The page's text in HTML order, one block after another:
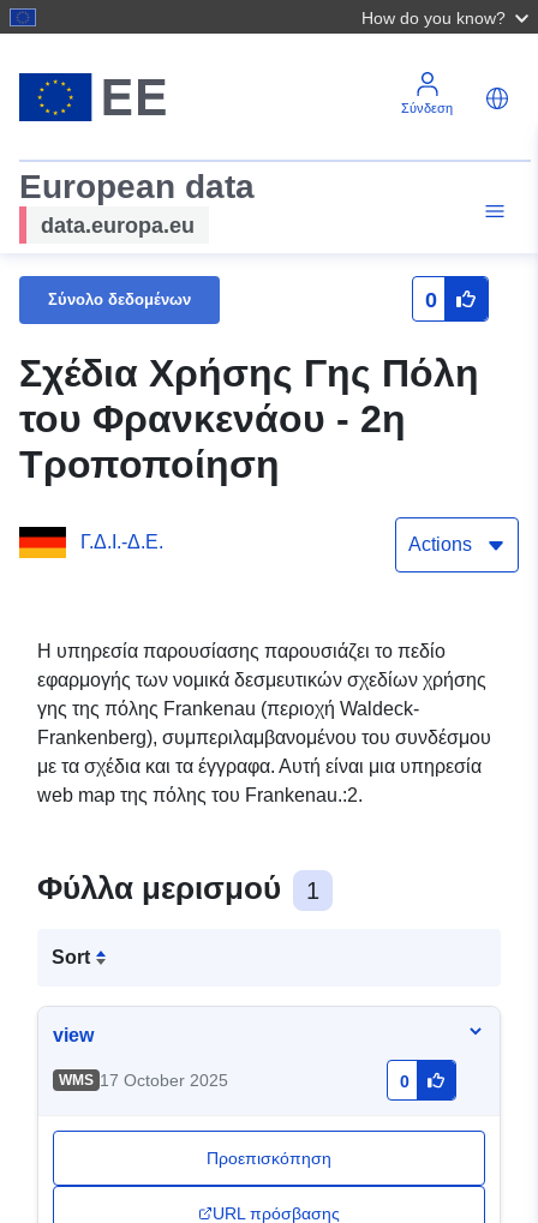
How do you know?
Σύνδεση
European data
data.europa.eu
Σύνολο δεδομένων 0
Σχέδια Χρήσης Γης Πόλη
του Φρανκενάου - 2η
Τροποποίηση
Γ.Δ.Ι.-Δ.Ε. Actions
Η υπηρεσία παρουσίασης παρουσιάζει το πεδίο
εφαρμογής των νομικά δεσμευτικών σχεδίων χρήσης
γης της πόλης Frankenau (περιοχή Waldeck-
Frankenberg), συμπεριλαμβανομένου του συνδέσμου
με τα σχέδια και τα έγγραφα. Αυτή είναι μια υπηρεσία
web map της πόλης του Frankenau.:2.
Φύλλα μερισμού 1
Sort
view
WMS 17 October 2025 0
Προεπισκόπηση
URL πρόσβασης